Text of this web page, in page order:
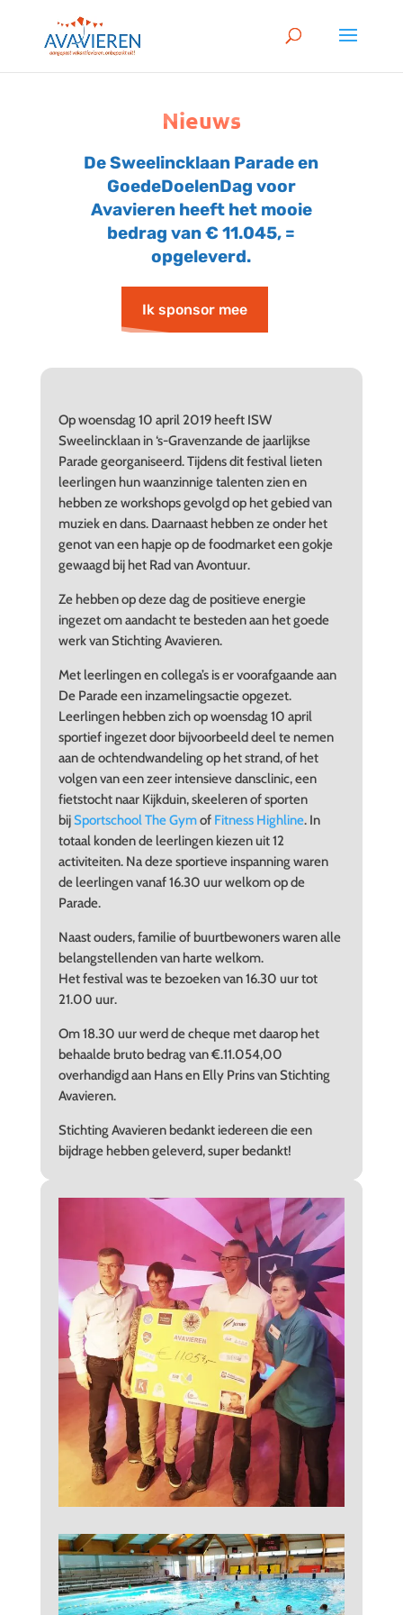
Nieuws
De Sweelincklaan Parade en
GoedeDoelenDag voor
Avavieren heeft het mooie
bedrag van € 11.045, =
opgeleverd.
Ik sponsor mee
Op woensdag 10 april 2019 heeft ISW
Sweelincklaan in ‘s-Gravenzande de jaarlijkse
Parade georganiseerd. Tijdens dit festival lieten
leerlingen hun waanzinnige talenten zien en
hebben ze workshops gevolgd op het gebied van
muziek en dans. Daarnaast hebben ze onder het
genot van een hapje op de foodmarket een gokje
gewaagd bij het Rad van Avontuur.
Ze hebben op deze dag de positieve energie
ingezet om aandacht te besteden aan het goede
werk van Stichting Avavieren.
Met leerlingen en collega’s is er voorafgaande aan
De Parade een inzamelingsactie opgezet.
Leerlingen hebben zich op woensdag 10 april
sportief ingezet door bijvoorbeeld deel te nemen
aan de ochtendwandeling op het strand, of het
volgen van een zeer intensieve dansclinic, een
fietstocht naar Kijkduin, skeeleren of sporten
bijSportschool The Gymof Fitness Highline. In
totaal konden de leerlingen kiezen uit 12
activiteiten. Na deze sportieve inspanning waren
de leerlingen vanaf 16.30 uur welkom op de
Parade.
Naast ouders, familie of buurtbewoners waren alle
belangstellenden van harte welkom.
Het festival was te bezoeken van 16.30 uur tot
21.00 uur.
Om 18.30 uur werd de cheque met daarop het
behaalde bruto bedrag van €.11.054,00
overhandigd aan Hans en Elly Prins van Stichting
Avavieren.
Stichting Avavieren bedankt iedereen die een
bijdrage hebben geleverd, super bedankt!